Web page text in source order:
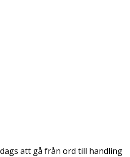
att gå från ord till handling